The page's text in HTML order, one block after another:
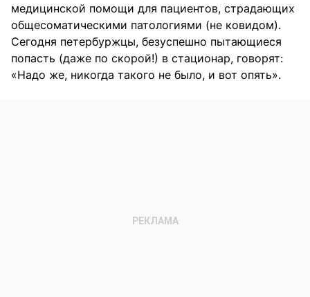
медицинской помощи для пациентов, страдающих
общесоматическими патологиями (не ковидом).
Сегодня петербуржцы, безуспешно пытающиеся
попасть (даже по скорой!) в стационар, говорят:
«Надо же, никогда такого не было, и вот опять».